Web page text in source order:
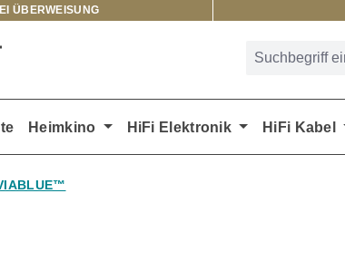
ÜBERWEISUNG
Heimkino HiFi Elektronik HiFi Kabel